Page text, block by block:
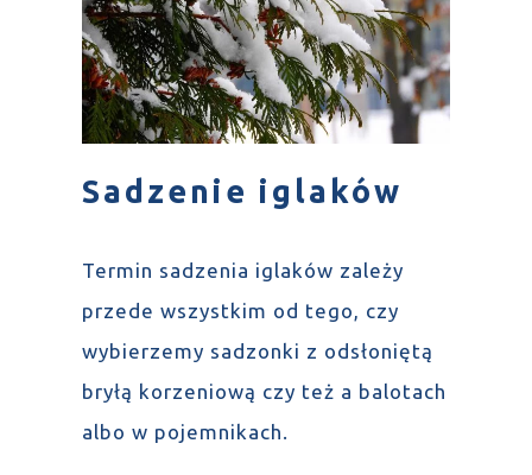
Sadzenie iglaków
Termin sadzenia iglaków zależy
przede wszystkim od tego, czy
wybierzemy sadzonki z odsłoniętą
bryłą korzeniową czy też a balotach
albo w pojemnikach.